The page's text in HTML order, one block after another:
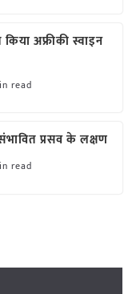
अफ्रीकी स्वाइन
read
प्रसव के लक्षण
read